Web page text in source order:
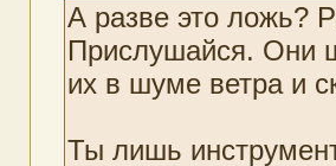
А разве это ложь?
Прислушайся. Они
их в шуме ветра и
Ты лишь